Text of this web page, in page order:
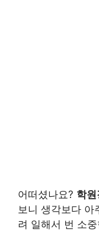
어떠셨나요? 학
보니 생각보다 아
려 일해서 번 소